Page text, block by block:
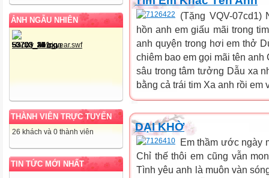
ẢNH NGẪU NHIÊN
THÀNH VIÊN TRỰC TUYẾN
26 khách và 0 thành viên
TIN TỨC MỚI NHẤT
(Tặng VQV-
hồn anh em giấu mãi trong
anh quyện trong hơi em thở
chiêm bao em gọi mãi tên
sâu trong tâm tưởng Dẫu xa
bằng cả trái tim Xa anh rồi em
DẠI KHỜ
Em thầm ước ngày
Chỉ thế thôi em cũng vẫn
Tình yêu anh là muôn vàn